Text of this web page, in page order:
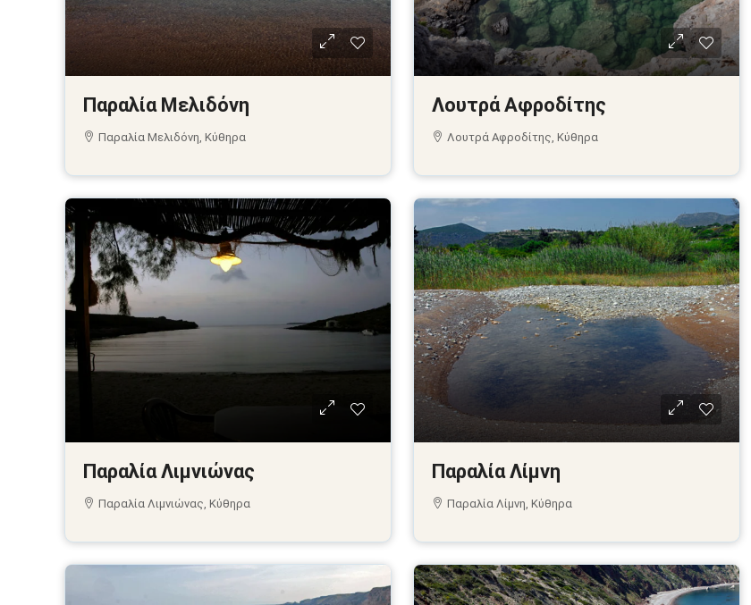
Παραλία Μελιδόνη
Παραλία Μελιδόνη, Κύθηρα
Λουτρά Αφροδίτης
Λουτρά Αφροδίτης, Κύθηρα
Παραλία Λιμνιώνας
Παραλία Λιμνιώνας, Κύθηρα
Παραλία Λίμνη
Παραλία Λίμνη, Κύθηρα